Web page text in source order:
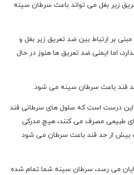
زیر بغل می تواند باعث سرطان سینه
بر ارتباط بین ضد تعریق زیر بغل و
اما ایمنی ضد تعریق ها هنوز در حال
قند باعث سرطان سینه می شود.
این درست است که سلول های سرطانی قند
طبیعی مصرف می کنند، هیچ مدرکی
بیش از حد قند باعث سرطان می شود
می رسد، سرطان سینه شما تمام شده